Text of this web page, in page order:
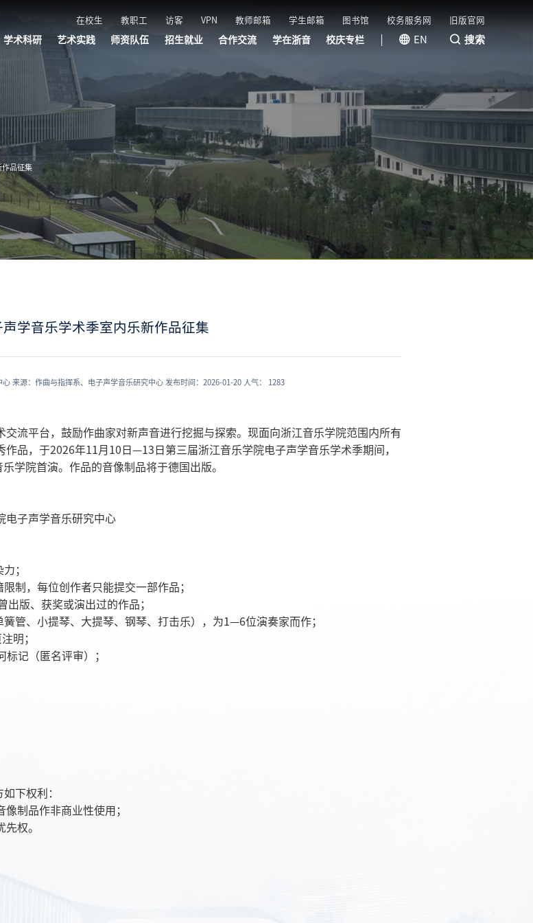
在校生 教职工 访客 VPN 教师邮箱 学生邮箱 图书馆 校务服务网 旧版官网
学术科研
艺术实践
艺术品牌
演出活动
文艺轻骑兵
浙音直播
师资队伍
招生就业
合作交流
学在浙音
校庆专栏 EN 搜索
作品征集
声学音乐学术季室内乐新作品征集
心 来源：作曲与指挥系、电子声学音乐研究中心 发布时间：2026-01-20 人气： 1283
流平台，鼓励作曲家对新声音进行挖掘与探索。现面向浙江音乐学院范围内所有
品，于2026年11月10日—13日第三届浙江音乐学院电子声学音乐学术季期间，
学院首演。作品的音像制品将于德国出版。
电子声学音乐研究中心
；
制，每位创作者只能提交一部作品；
版、获奖或演出过的作品；
管、小提琴、大提琴、钢琴、打击乐），为1—6位演奏家而作；
明；
记（匿名评审）；
下权利：
制品作非商业性使用；
权。